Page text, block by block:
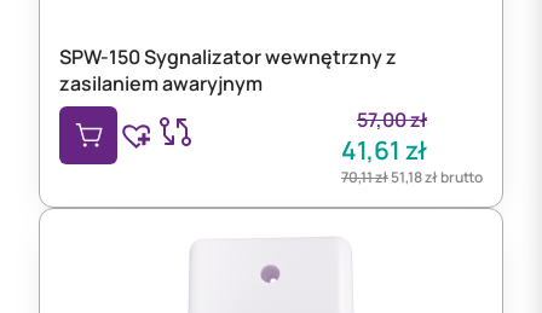
SPW-150 Sygnalizator wewnętrzny z
zasilaniem awaryjnym
57,00zł
41,61 zł
70,11zł51,18złbrutto